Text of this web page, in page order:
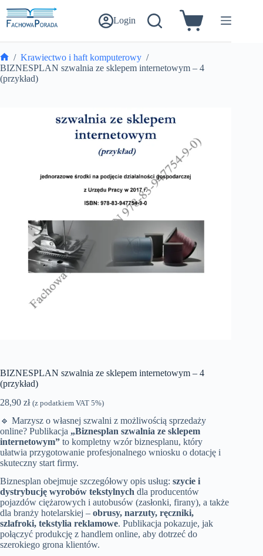
do
treści
Login Koszyk
Strona
główna
/ Krawiectwo i haft komputerowy /
BIZNESPLAN szwalnia ze sklepem internetowym – 4
(przykład)
BIZNESPLAN szwalnia ze sklepem internetowym – 4
(przykład)
28,90 zł (z podatkiem VAT 5%)
🔹 Marzysz o własnej szwalni z możliwością sprzedaży
online? Publikacja „Biznesplan szwalnia ze sklepem
internetowym” to kompletny wzór biznesplanu, który
ułatwia przygotowanie profesjonalnego wniosku o dotację i
skuteczny start firmy.
Biznesplan obejmuje szczegółowy opis usług: szycie i
dystrybucję wyrobów tekstylnych dla producentów
pojazdów ciężarowych i autobusów (zasłonki, firany), a także
dla branży hotelarskiej – obrusy, narzuty, ręczniki,
szlafroki, tekstylia reklamowe. Publikacja pokazuje, jak
połączyć produkcję z handlem online, aby dotrzeć do
szerokiego grona klientów.